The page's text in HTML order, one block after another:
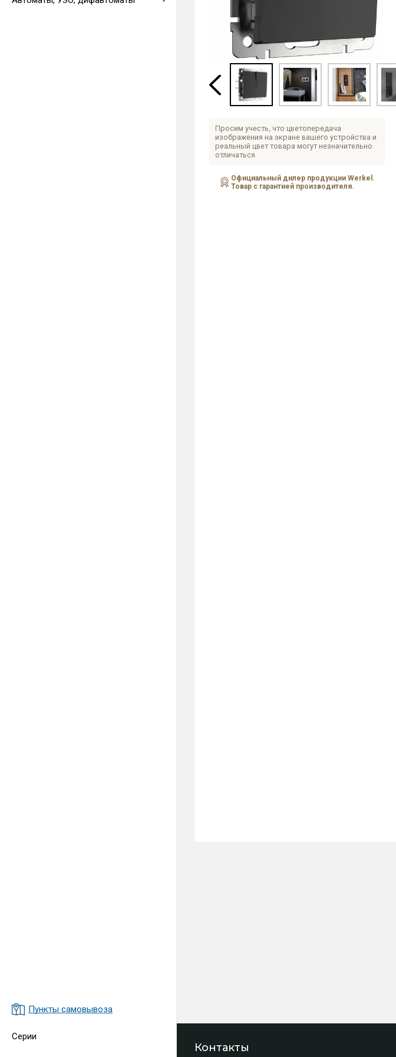
Пункты самовывоза
Серии
Просим учесть, что цветопередача
изображения на экране вашего устройства и
реальный цвет товара могут незначительно
отличаться.
Официальный дилер продукции Werkel.
Товар с гарантией производителя.
Контакты